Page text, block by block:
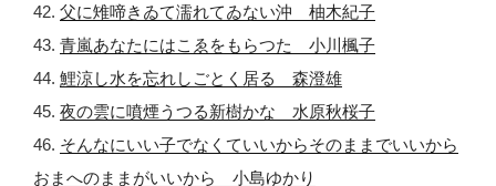
42. 父に雉啼きゐて濡れてゐない沖 柚木紀子
43. 青嵐あなたにはこゑをもらつた 小川楓子
44. 鯉涼し水を忘れしごとく居る 森澄雄
45. 夜の雲に噴煙うつる新樹かな 水原秋桜子
46. そんなにいい子でなくていいからそのままでいいから
おまへのままがいいから 小島ゆかり